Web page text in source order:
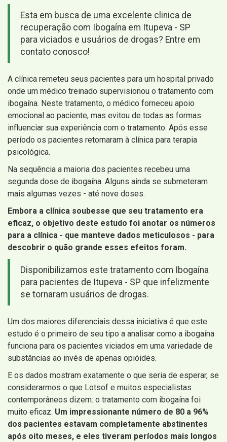
Esta em busca de uma excelente clinica de
recuperação com Ibogaína em Itupeva - SP
para viciados e usuários de drogas? Entre em
contato conosco!
A clínica remeteu seus pacientes para um hospital privado
onde um médico treinado supervisionou o tratamento com
ibogaína. Neste tratamento, o médico forneceu apoio
emocional ao paciente, mas evitou de todas as formas
influenciar sua experiência com o tratamento. Após esse
período os pacientes retornaram à clínica para terapia
psicológica.
Na sequência a maioria dos pacientes recebeu uma
segunda dose de ibogaína. Alguns ainda se submeteram
mais algumas vezes - até nove doses.
Embora a clínica soubesse que seu tratamento era
eficaz, o objetivo deste estudo foi anotar os números
para a clínica - que manteve dados meticulosos - para
descobrir o quão grande esses efeitos foram.
Disponibilizamos este tratamento com Ibogaína
para pacientes de Itupeva - SP que infelizmente
se tornaram usuários de drogas.
Um dos maiores diferenciais dessa iniciativa é que este
estudo é o primeiro de seu tipo a analisar como a ibogaína
funciona para os pacientes viciados em uma variedade de
substâncias ao invés de apenas opióides.
E os dados mostram exatamente o que seria de esperar, se
considerarmos o que Lotsof e muitos especialistas
contemporâneos dizem: o tratamento com ibogaína foi
muito eficaz. Um impressionante número de 80 a 96%
dos pacientes estavam completamente abstinentes
após oito meses, e eles tiveram períodos mais longos